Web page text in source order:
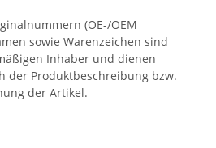
(OE-/OEM
sowie Warenzeichen sind
Inhaber und dienen
der Produktbeschreibung bzw.
der Artikel.